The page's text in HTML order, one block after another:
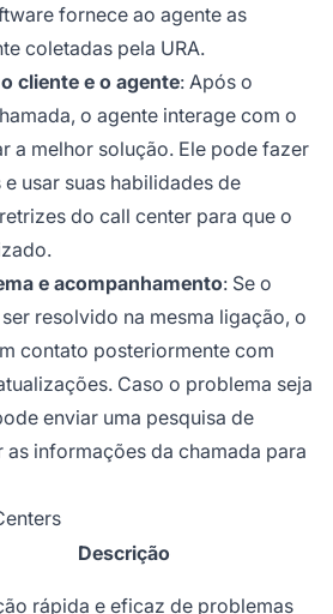
fornece ao agente as
coletadas pela URA.
cliente e o agente: Após o
o agente interage com o
a melhor solução. Ele pode fazer
usar suas habilidades de
do call center para que o
e acompanhamento: Se o
resolvido na mesma ligação, o
contato posteriormente com
Caso o problema seja
enviar uma pesquisa de
informações da chamada para
Descrição
rápida e eficaz de problemas